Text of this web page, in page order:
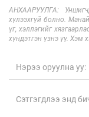
АНХААРУУЛГА:
хүлээхгүй болно.
үг, хэллэгийг
хүндэтгэн үзнэ үү. Хэм